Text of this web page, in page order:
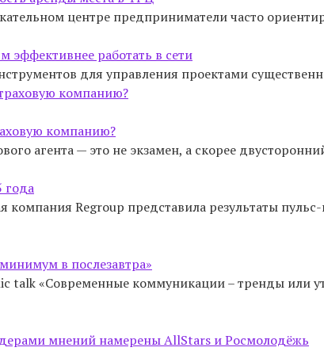
центре предприниматели часто
работать в сети
для управления проектами
компанию?
агента — это не экзамен, а скорее
года
компания Regroup представила результаты
в послезавтра»
talk «Современные коммуникации – тренды или
мнений намерены AllStars и Росмолодёжь